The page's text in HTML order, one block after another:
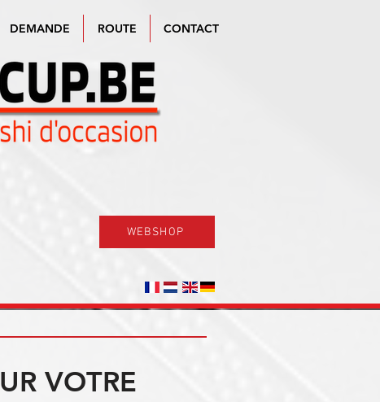
DEMANDE ROUTE CONTACT
WEBSHOP
VOTRE